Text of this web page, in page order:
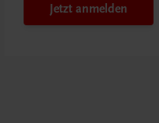
Jetzt anmelden